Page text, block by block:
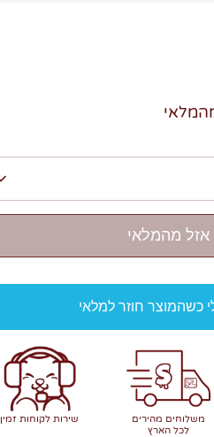
אזל מהמלאי
כשהמוצר חוזר למלאי
משלוחים מהירים
לכל הארץ
שירות לקוחות זמין